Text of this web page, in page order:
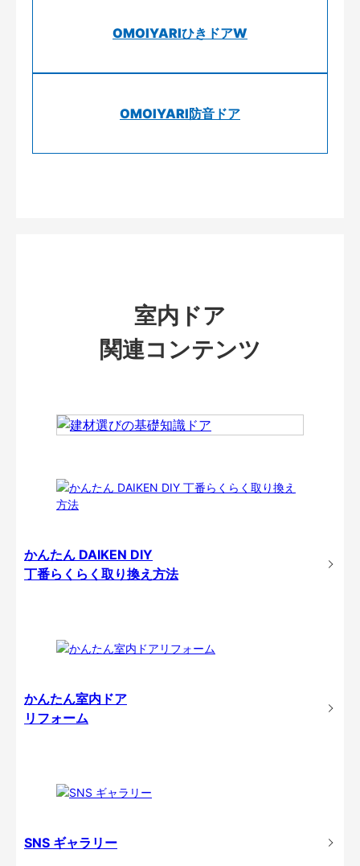
OMOIYARIひきドアW
OMOIYARI防音ドア
室内ドア
関連コンテンツ
かんたん DAIKEN DIY
丁番らくらく取り換え方法
かんたん室内ドア
リフォーム
SNS ギャラリー